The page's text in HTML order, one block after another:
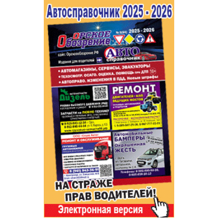
Строительство и ремонт
Авто и мото
Рестораны, кафе, бары
Развлечения и отдых
Спорт Фитнес
Недвижимость
Красота Косметология
Телекоммуникации и связь
Торговля
Бизнес и финансы
Юристы, Экспертиза, Страхование
Ремонт
Социальные организации
Это интересно
Администрация
Популярное →
Строительство и ремонт